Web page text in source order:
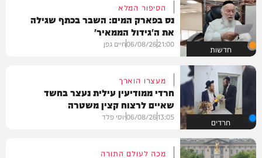
חדשות
הסיפור המלא
נס בפארק המים: השבר בכתף שגילה
את ה'גידול הממאיר'
21:00
06/08/26חיים גפן
חרדים
מעצרו הוארך
חרדי ממודיעין עילית נעצר בחשד
שאיים לרצוח קצין משטרה
13:05
06/08/26יוסי פלד
מכה לעולם התורה